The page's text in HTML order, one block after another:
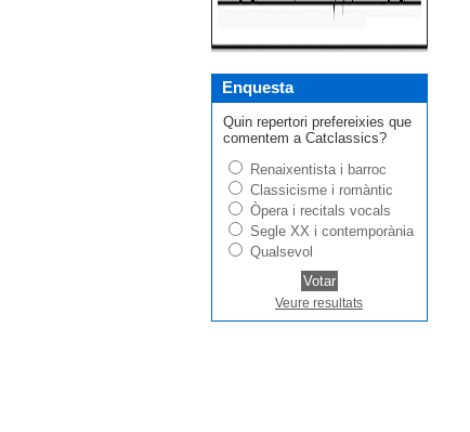
Enquesta
Quin repertori prefereixies que
comentem a Catclassics?
Renaixentista i barroc
Classicisme i romàntic
Òpera i recitals vocals
Segle XX i contemporània
Qualsevol
Veure resultats